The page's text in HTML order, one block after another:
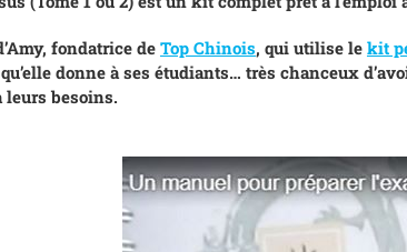
fondatrice de Top Chinois, qui utilise le kit
donne à ses étudiants… très chanceux
leurs besoins.